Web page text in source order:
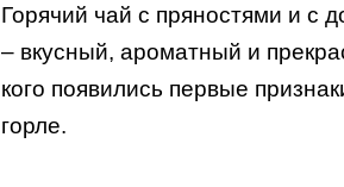
Горячий чай с пряностями и с
– вкусный, ароматный и
кого появились первые
горле.